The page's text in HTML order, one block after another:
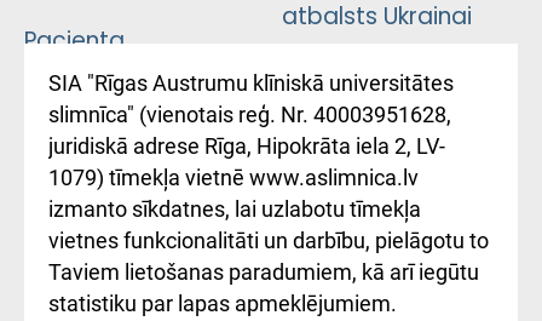
Pacienta
atsauksmju/sūdzību
iesniegšanas
kārtība
Kā pie mums nokļūt
Rēķinu apmaksas
ceļvedis
atbalsts Ukrainai
Підтримка Східної
лікарні та співпраця з
Україною
SIA "Rīgas Austrumu klīniskā universitātes
slimnīca" (vienotais reģ. Nr. 40003951628,
juridiskā adrese Rīga, Hipokrāta iela 2, LV-
1079) tīmekļa vietnē www.aslimnica.lv
izmanto sīkdatnes, lai uzlabotu tīmekļa
vietnes funkcionalitāti un darbību, pielāgotu to
Taviem lietošanas paradumiem, kā arī iegūtu
statistiku par lapas apmeklējumiem.